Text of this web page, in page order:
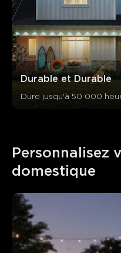
Durable et Durable
Dure jusqu'à 50 000
Personnalisez
domestique